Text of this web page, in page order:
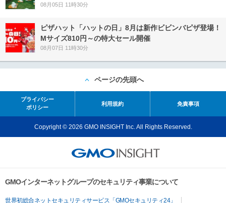
08月05日 11時30分
ピザハット「ハットの日」8月は新作ビビンバピザ登場！
Mサイズ810円～の特大セール開催
08月07日 11時30分
ページの先頭へ
プライバシー
ポリシー
利用規約 免責事項
Copyright © 2026 GMO INSIGHT Inc. All Rights Reserved.
GMOインターネットグループのセキュリティ事業について
世界初総合ネットセキュリティサービス「GMOセキュリティ24」